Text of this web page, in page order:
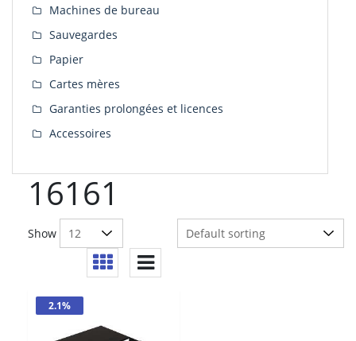
16161
Show
2.1%
Machines de bureau
Sauvegardes
Papier
Cartes mères
Garanties prolongées et licences
Accessoires